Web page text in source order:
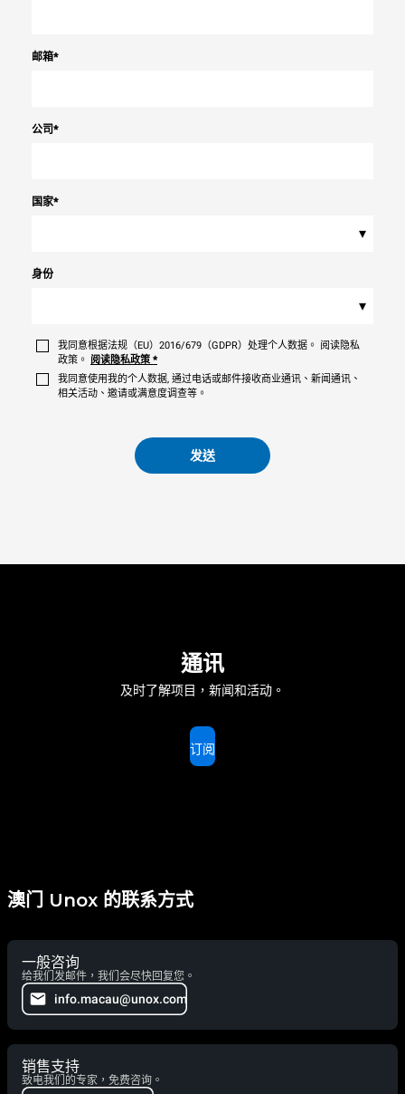
邮箱*
公司*
国家*
▾
身份
▾
我同意根据法规（EU）2016/679（GDPR）处理个人数据。 阅读隐私
政策。 阅读隐私政策 *
我同意使用我的个人数据, 通过电话或邮件接收商业通讯、新闻通讯、
相关活动、邀请或满意度调查等。
发送
通讯
及时了解项目，新闻和活动。
订阅
澳门 Unox 的联系方式
一般咨询
给我们发邮件，我们会尽快回复您。
info.macau@unox.com
销售支持
致电我们的专家，免费咨询。